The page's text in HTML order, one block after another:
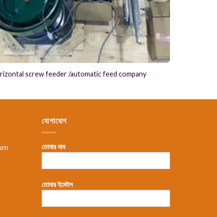
screw feeder /automatic feed company
যোগাযোগ
তোমার নাম
তোমার ইমেইল